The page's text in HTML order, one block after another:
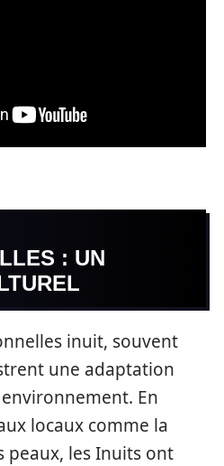
: UN
inuit, souvent
une adaptation
En
locaux comme la
peaux, les Inuits ont